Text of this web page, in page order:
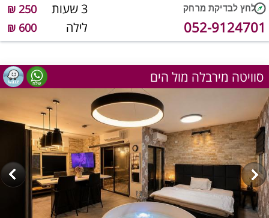
3 שעות 250 ₪
לילה 600 ₪ 052-9124701
סוויטה מירבלה מול הים